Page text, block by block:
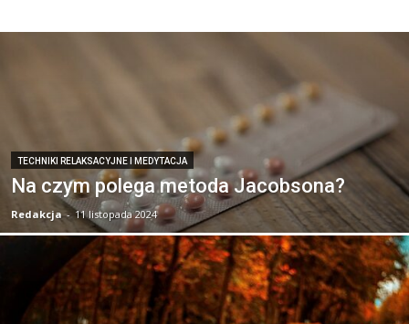
TECHNIKI RELAKSACYJNE I MEDYTACJA
Na czym polega metoda Jacobsona?
Redakcja - 11 listopada 2024